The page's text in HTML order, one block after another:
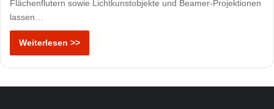
Flächenflutern sowie Lichtkunstobjekte und Beamer-Projektionen
lassen…
Weiterlesen >>